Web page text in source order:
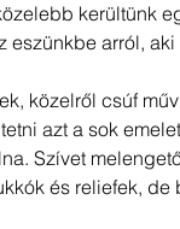
kerültünk
eszünkbe arról,
közelről csúf
azt a sok
Szívet
és reliefek,